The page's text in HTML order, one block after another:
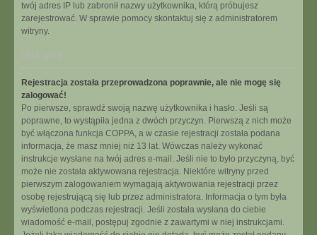
twój adres IP lub zabronił nazwy użytkownika, którą próbujesz
zarejestrować. W sprawie pomocy skontaktuj się z administratorem
witryny.
Na górę
Rejestracja została przeprowadzona poprawnie, ale nie mogę się
zalogować!
Po pierwsze, sprawdź swoją nazwę użytkownika i hasło. Jeśli są
poprawne, to wystąpiła jedna z dwóch przyczyn. Pierwszą z nich może
być włączona funkcja COPPA, a w czasie rejestracji została podana
informacja, że masz mniej niż 13 lat. Wówczas należy wykonać
instrukcje wysłane na twój adres e-mail. Jeśli nie to było przyczyną, być
może nie została aktywowana rejestracja. Niektóre witryny przed
pierwszym zalogowaniem wymagają aktywowania rejestracji przez
osobę rejestrującą się lub przez administratora. Informacja o tym była
wyświetlona podczas rejestracji. Jeśli została wysłana do ciebie
wiadomość e-mail, postępuj zgodnie z zawartymi w niej instrukcjami.